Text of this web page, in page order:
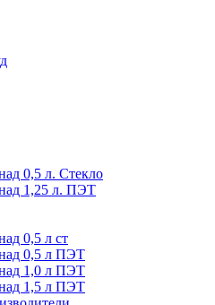
0,5 л. Стекло
1,25 л. ПЭТ
0,5 л ст
0,5 л ПЭТ
1,0 л ПЭТ
1,5 л ПЭТ